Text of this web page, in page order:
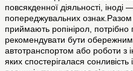
повсякденної діяльності,
попереджувальних ознак.Разом
приймають ропінірол,
рекомендувати бути
автотранспортом або роботи з
яких спостерігалася